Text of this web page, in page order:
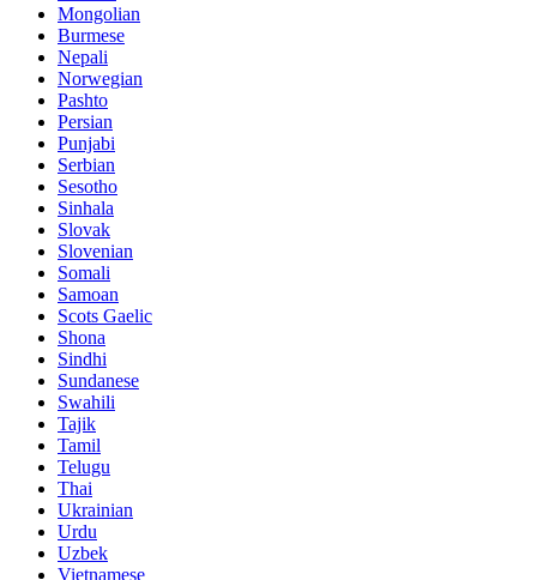
Mongolian
Burmese
Nepali
Norwegian
Pashto
Persian
Punjabi
Serbian
Sesotho
Sinhala
Slovak
Slovenian
Somali
Samoan
Scots Gaelic
Shona
Sindhi
Sundanese
Swahili
Tajik
Tamil
Telugu
Thai
Ukrainian
Urdu
Uzbek
Vietnamese